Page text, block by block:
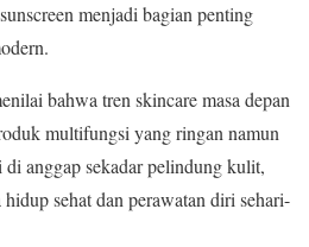
menjadi bagian penting
bahwa tren skincare masa depan
multifungsi yang ringan namun
anggap sekadar pelindung kulit,
sehat dan perawatan diri sehari-